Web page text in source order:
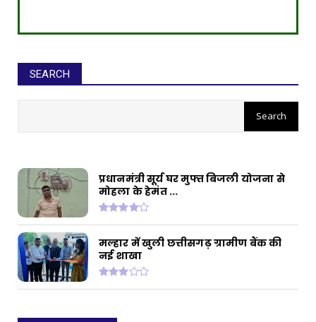
SEARCH
सीईओ ने घोटाले कर बनाई करोड़ों की
प्रधानमंत्री सूर्य घर मुफ्त बिजली योजना से
मोहला के हेमंत ...
मल्हार में खुली छत्तीसगढ़ ग्रामीण बैंक की
नई शाखा